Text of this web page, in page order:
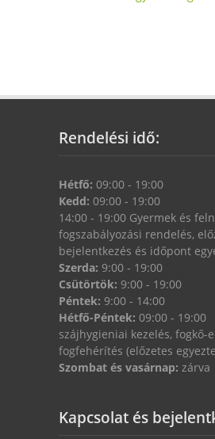
Rendelési idő:
Hétfő: 09:00 - 19:00
Kedd: 09:00 - 19:00
14:00 - 19:00 Gyermek és
fogszabályozási rendelés,
bejelentkezés és időpont
Szerda: 9:00 - 19:00
Csütörtök: 9:00 - 19:00
Péntek: 9:00 - 14:00
Hétfő-Péntek: 09:00 - 19:00
szájhygieniai kezelés, fogkő-
fogfehérítés (előzetes
Szombat és vasárnap: zárva
Kapcsolat és